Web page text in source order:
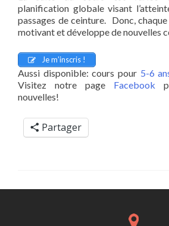
planification globale visant
passages de ceinture. Donc,
motivant et développe de nouvelles
Je m’inscris !
Aussi disponible: cours pour 5-6
Visitez notre page Facebook
nouvelles!
Partager